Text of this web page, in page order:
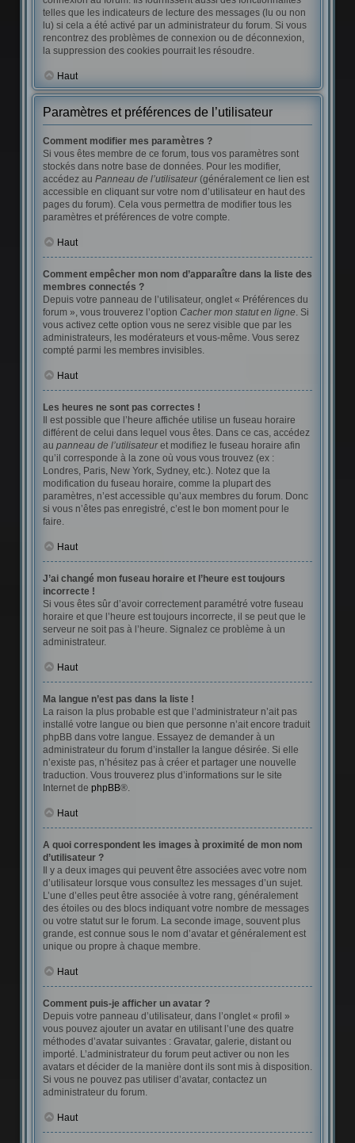
telles que les indicateurs de lecture des messages (lu ou non
lu) si cela a été activé par un administrateur du forum. Si vous
rencontrez des problèmes de connexion ou de déconnexion,
la suppression des cookies pourrait les résoudre.
Haut
Paramètres et préférences de l’utilisateur
Comment modifier mes paramètres ?
Si vous êtes membre de ce forum, tous vos paramètres sont
stockés dans notre base de données. Pour les modifier,
accédez au Panneau de l’utilisateur(généralement ce lien est
accessible en cliquant sur votre nom d’utilisateur en haut des
pages du forum). Cela vous permettra de modifier tous les
paramètres et préférences de votre compte.
Haut
Comment empêcher mon nom d’apparaître dans la liste des
membres connectés ?
Depuis votre panneau de l’utilisateur, onglet « Préférences du
forum », vous trouverez l’option Cacher mon statut en ligne. Si
vous activez cette option vous ne serez visible que par les
administrateurs, les modérateurs et vous-même. Vous serez
compté parmi les membres invisibles.
Haut
Les heures ne sont pas correctes !
Il est possible que l’heure affichée utilise un fuseau horaire
différent de celui dans lequel vous êtes. Dans ce cas, accédez
au panneau de l’utilisateuret modifiez le fuseau horaire afin
qu’il corresponde à la zone où vous vous trouvez (ex :
Londres, Paris, New York, Sydney, etc.). Notez que la
modification du fuseau horaire, comme la plupart des
paramètres, n’est accessible qu’aux membres du forum. Donc
si vous n’êtes pas enregistré, c’est le bon moment pour le
faire.
Haut
J’ai changé mon fuseau horaire et l’heure est toujours
incorrecte !
Si vous êtes sûr d’avoir correctement paramétré votre fuseau
horaire et que l’heure est toujours incorrecte, il se peut que le
serveur ne soit pas à l’heure. Signalez ce problème à un
administrateur.
Haut
Ma langue n’est pas dans la liste !
La raison la plus probable est que l’administrateur n’ait pas
installé votre langue ou bien que personne n’ait encore traduit
phpBB dans votre langue. Essayez de demander à un
administrateur du forum d’installer la langue désirée. Si elle
n’existe pas, n’hésitez pas à créer et partager une nouvelle
traduction. Vous trouverez plus d’informations sur le site
Internet de phpBB®.
Haut
A quoi correspondent les images à proximité de mon nom
d’utilisateur ?
Il y a deux images qui peuvent être associées avec votre nom
d’utilisateur lorsque vous consultez les messages d’un sujet.
L’une d’elles peut être associée à votre rang, généralement
des étoiles ou des blocs indiquant votre nombre de messages
ou votre statut sur le forum. La seconde image, souvent plus
grande, est connue sous le nom d’avatar et généralement est
unique ou propre à chaque membre.
Haut
Comment puis-je afficher un avatar ?
Depuis votre panneau d’utilisateur, dans l’onglet « profil »
vous pouvez ajouter un avatar en utilisant l’une des quatre
méthodes d’avatar suivantes : Gravatar, galerie, distant ou
importé. L’administrateur du forum peut activer ou non les
avatars et décider de la manière dont ils sont mis à disposition.
Si vous ne pouvez pas utiliser d’avatar, contactez un
administrateur du forum.
Haut